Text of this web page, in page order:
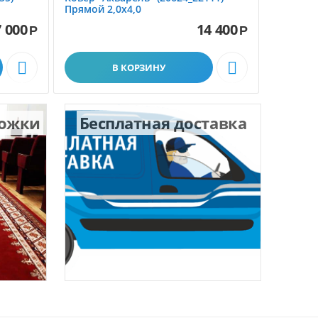
000Р

Прямой 2,0х4,0
14 400Р
В КОРЗИНУ 
Бесплатная доставка